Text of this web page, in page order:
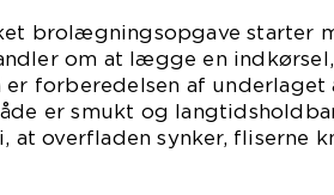
brolægningsopgave starter
om at lægge en
er forberedelsen af
er smukt og
at overfladen synker, fliserne